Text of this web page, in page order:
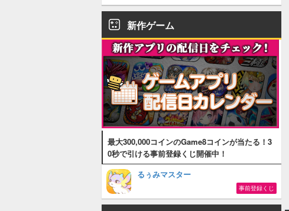
新作ゲーム
最大300,000コインのGame8コインが当たる！3
0秒で引ける事前登録くじ開催中！
るぅみマスター
事前登録くじ